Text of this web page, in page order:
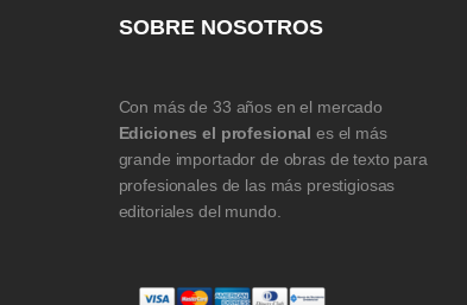
SOBRE NOSOTROS
Con más de 33 años en el mercado
Ediciones el profesional es el más
grande importador de obras de texto para
profesionales de las más prestigiosas
editoriales del mundo.